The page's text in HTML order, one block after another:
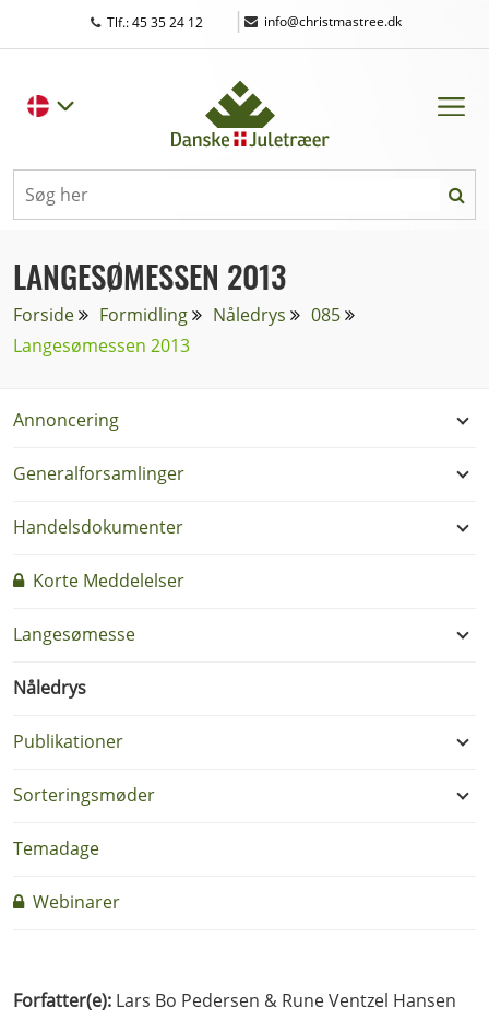
Tlf.: 45 35 24 12 | info@christmastree.dk
LANGESØMESSEN 2013
Forside Formidling Nåledrys
085
Langesømessen 2013
Annoncering
Generalforsamlinger
Handelsdokumenter
Korte Meddelelser
Langesømesse
Nåledrys
Publikationer
Sorteringsmøder
Temadage
Webinarer
Forfatter(e): Lars Bo Pedersen & Rune Ventzel Hansen